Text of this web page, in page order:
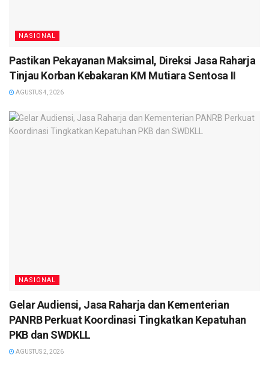
NASIONAL
Pastikan Pekayanan Maksimal, Direksi Jasa Raharja
Tinjau Korban Kebakaran KM Mutiara Sentosa II
AGUSTUS 4, 2026
NASIONAL
Gelar Audiensi, Jasa Raharja dan Kementerian
PANRB Perkuat Koordinasi Tingkatkan Kepatuhan
PKB dan SWDKLL
AGUSTUS 2, 2026